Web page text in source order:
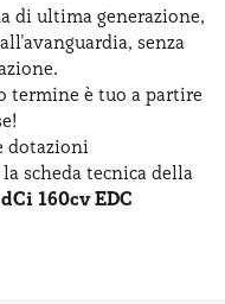
di ultima generazione,
all'avanguardia, senza
.
termine è tuo a partire
dotazioni
la schedatecnica della
160cv EDC